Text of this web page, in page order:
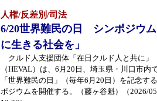
人権/反差別/司法
6/20世界難民の日 シンポジウ
に生きる社会を」
クルド人支援団体「在日クルド人と共に」
（HEVAL）は、6月20日、埼玉県・川口市内
「世界難民の日」（毎年6月20日）を記念す
ポジウムを開催する。（藤ヶ谷魁）（2026/